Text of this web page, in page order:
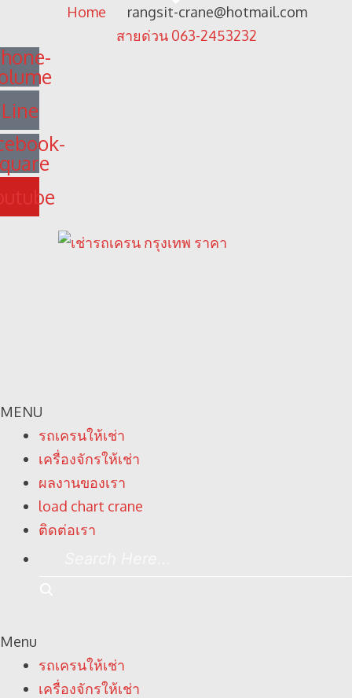
Home
rangsit-crane@hotmail.com
สายด่วน 063-2453232
Line
MENU
รถเครนให้เช่า
เครื่องจักรให้เช่า
ผลงานของเรา
load chart crane
ติดต่อเรา
Menu
รถเครนให้เช่า
เครื่องจักรให้เช่า